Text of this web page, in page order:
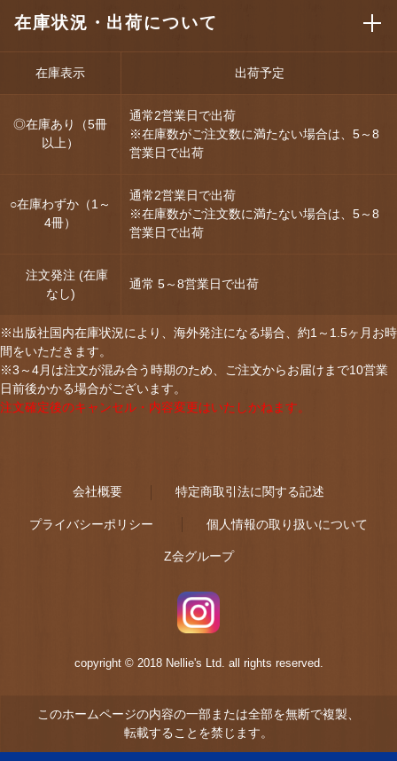
在庫状況・出荷について
在庫表示 出荷予定
◎在庫あり（5冊
以上）
通常2営業日で出荷
※在庫数がご注文数に満たない場合は、5～8
営業日で出荷
○在庫わずか（1～
4冊）
通常2営業日で出荷
※在庫数がご注文数に満たない場合は、5～8
営業日で出荷
注文発注 (在庫
なし)
通常 5～8営業日で出荷
※出版社国内在庫状況により、海外発注になる場合、約1～1.5ヶ月お時
間をいただきます。
※3～4月は注文が混み合う時期のため、ご注文からお届けまで10営業
日前後かかる場合がございます。
注文確定後のキャンセル・内容変更はいたしかねます。
会社概要 特定商取引法に関する記述
プライバシーポリシー 個人情報の取り扱いについて
Z会グループ
copyright © 2018 Nellie's Ltd. all rights reserved.
このホームページの内容の一部または全部を無断で複製、
転載することを禁じます。